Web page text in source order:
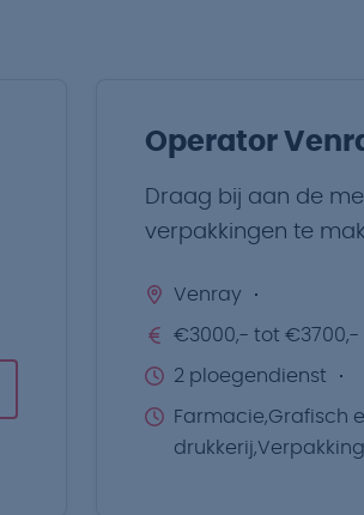
Operator
Draag bij aan de
verpakkingen te
Venray
€3000,- tot €3700,-
2 ploegendienst
Farmacie,Grafisch
drukkerij,Verpakking